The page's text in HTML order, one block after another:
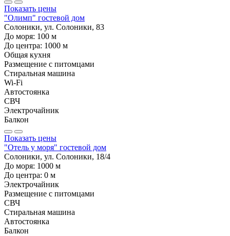
Показать цены
"Олимп" гостевой дом
Солоники, ул. Солоники, 83
До моря: 100 м
До центра: 1000 м
Общая кухня
Размещение с питомцами
Стиральная машина
Wi-Fi
Автостоянка
СВЧ
Электрочайник
Балкон
Показать цены
"Отель у моря" гостевой дом
Солоники, ул. Солоники, 18/4
До моря: 1000 м
До центра: 0 м
Электрочайник
Размещение с питомцами
СВЧ
Стиральная машина
Автостоянка
Балкон